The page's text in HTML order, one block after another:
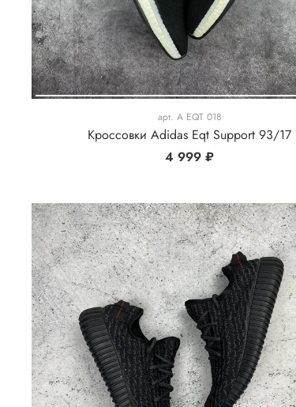
арт. A EQT 018
Кроссовки Adidas Eqt Support 93/17
4 999 ₽